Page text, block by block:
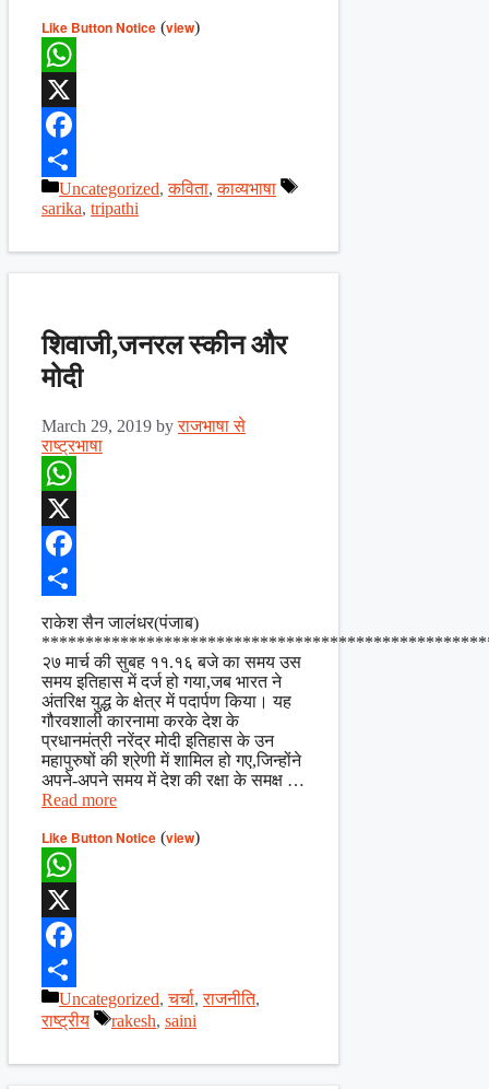
Like Button Notice (view)
WhatsApp
X
Facebook
Share
Categories
Uncategorized,कविता,काव्यभाषा
Tags
sarika, tripathi
शिवाजी,जनरल स्कीन और
मोदी
March 29, 2019 byराजभाषा से
राष्ट्रभाषा
WhatsApp
X
Facebook
Share
राकेश सैन जालंधर(पंजाब)
२७ मार्च की सुबह ११.१६ बजे का समय उस
समय इतिहास में दर्ज हो गया,जब भारत ने
अंतरिक्ष युद्ध के क्षेत्र में पदार्पण किया। यह
गौरवशाली कारनामा करके देश के
प्रधानमंत्री नरेंद्र मोदी इतिहास के उन
महापुरुषों की श्रेणी में शामिल हो गए,जिन्होंने
अपने-अपने समय में देश की रक्षा के समक्ष …
Read more
Like Button Notice (view)
WhatsApp
X
Facebook
Share
Categories
Uncategorized,चर्चा,राजनीति,
राष्ट्रीय
Tags
rakesh, saini